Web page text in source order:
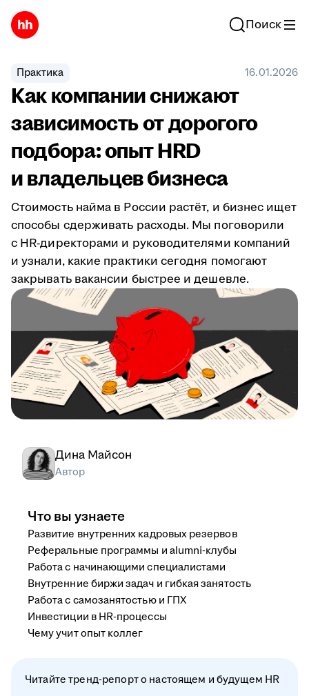
Поиск
Практика 16.01.2026
Как компании снижают
зависимость от дорогого
подбора: опыт HRD
и владельцев бизнеса
Стоимость найма в России растёт, и бизнес ищет
способы сдерживать расходы. Мы поговорили
с HR-директорами и руководителями компаний
и узнали, какие практики сегодня помогают
закрывать вакансии быстрее и дешевле.
Дина Майсон
Автор
Что вы узнаете
Развитие внутренних кадровых резервов
Реферальные программы и alumni-клубы
Работа с начинающими специалистами
Внутренние биржи задач и гибкая занятость
Работа с самозанятостью и ГПХ
Инвестиции в HR-процессы
Чему учит опыт коллег
Читайте тренд-репорт о настоящем и будущем HR